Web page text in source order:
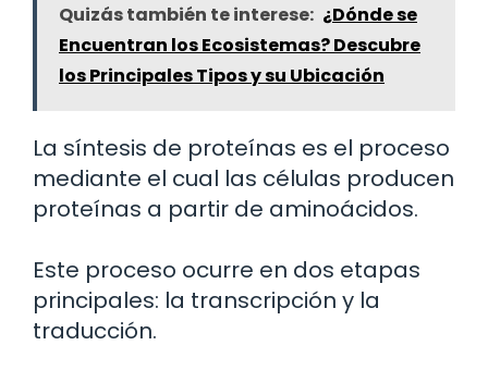
Quizás también te interese: ¿Dónde se
Encuentran los Ecosistemas? Descubre
los Principales Tipos y su Ubicación
La síntesis de proteínas es el proceso
mediante el cual las células producen
proteínas a partir de aminoácidos.
Este proceso ocurre en dos etapas
principales: la transcripción y la
traducción.